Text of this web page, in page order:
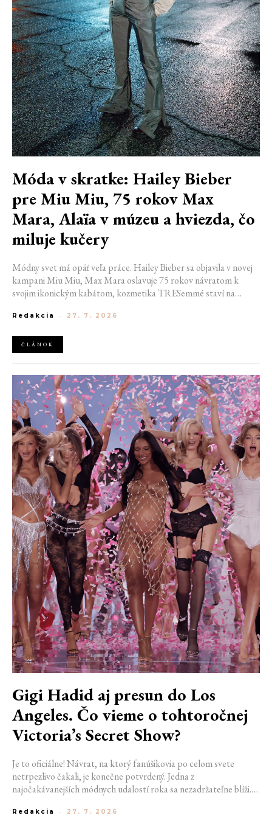
Móda v skratke: Hailey Bieber
pre Miu Miu, 75 rokov Max
Mara, Alaïa v múzeu a hviezda, čo
miluje kučery
Módny svet má opäť veľa práce. Hailey Bieber sa objavila v novej
kampani Miu Miu, Max Mara oslavuje 75 rokov návratom k
svojim ikonickým kabátom, kozmetika TRESemmé staví na
a v San Franciscu pripravujú prvú veľkú americkú retrospektívu
Redakcia - 27. 7. 2026
ČLÁNOK
Gigi Hadid aj presun do Los
Angeles. Čo vieme o tohtoročnej
Victoria’s Secret Show?
Je to oficiálne! Návrat, na ktorý fanúšikovia po celom svete
netrpezlivo čakali, je konečne potvrdený. Jedna z
najočakávanejších módnych udalostí roka sa nezadržateľne blíži.
veľké novinky. Organizátori už prezradili miesto konania
Redakcia - 27. 7. 2026